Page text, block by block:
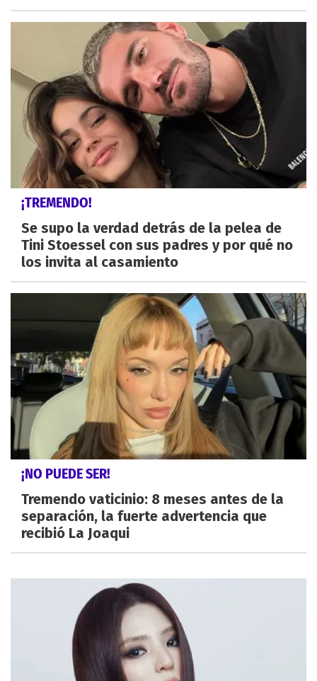
¡TREMENDO!
Se supo la verdad detrás de la pelea de
Tini Stoessel con sus padres y por qué no
los invita al casamiento
¡NO PUEDE SER!
Tremendo vaticinio: 8 meses antes de la
separación, la fuerte advertencia que
recibió La Joaqui